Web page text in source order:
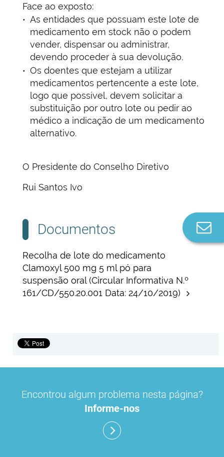
Face ao exposto:
As entidades que possuam este lote de
medicamento em stock não o podem
vender, dispensar ou administrar,
devendo proceder à sua devolução.
Os doentes que estejam a utilizar
medicamentos pertencente a este lote,
logo que possível, devem solicitar a
substituição por outro lote ou pedir ao
médico a indicação de um medicamento
alternativo.
O Presidente do Conselho Diretivo
Rui Santos Ivo
Documentos
Recolha de lote do medicamento
Clamoxyl 500 mg 5 ml pó para
suspensão oral (Circular Informativa N.º
161/CD/550.20.001 Data: 24/10/2019)
Encontrou algum problema nesta página?
Informe-nos